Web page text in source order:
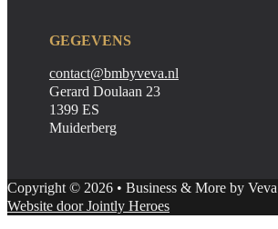
GEGEVENS
contact@bmbyveva.nl
Gerard Doulaan 23
1399 ES
Muiderberg
Copyright © 2026 • Business & More by Veva
Website door Jointly Heroes